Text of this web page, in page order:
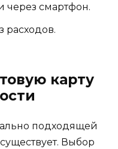
смартфон.
расходов.
карту
подходящей
Выбор